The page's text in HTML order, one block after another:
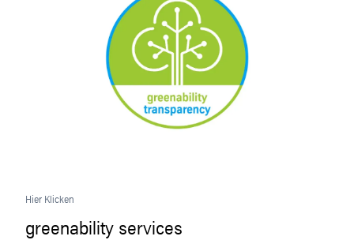
Hier Klicken
greenability services